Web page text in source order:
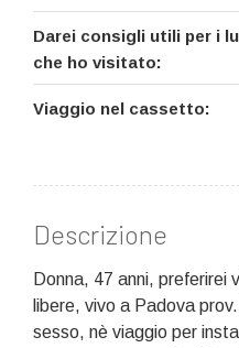
Darei consigli utili per i
che ho visitato:
Viaggio nel cassetto:
Descrizione
Donna, 47 anni, preferirei
libere, vivo a Padova
sesso, nè viaggio per